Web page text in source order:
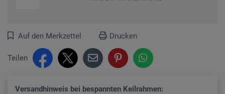
Auf den Merkzettel Drucken
Teilen
Versandhinweis bei bespannten Keilrahmen: